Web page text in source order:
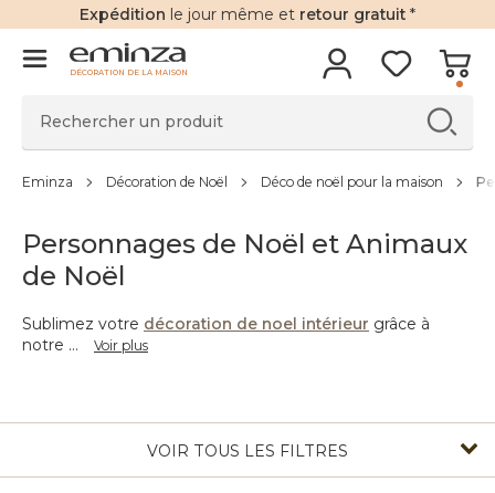
Expédition le jour même et retour gratuit *
DÉCORATION DE LA MAISON
Eminza Décoration de Noël Déco de noël pour la maison
Personnages de Noël et Animaux
de Noël
Sublimez votre décoration de noel intérieur grâce à
notre ... Voir plus
VOIR TOUS LES FILTRES